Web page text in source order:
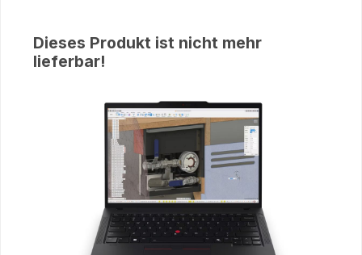
Dieses Produkt ist nicht mehr
lieferbar!
Bildergalerie überspringen